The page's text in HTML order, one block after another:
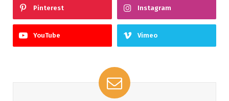
Pinterest Instagram
YouTube Vimeo